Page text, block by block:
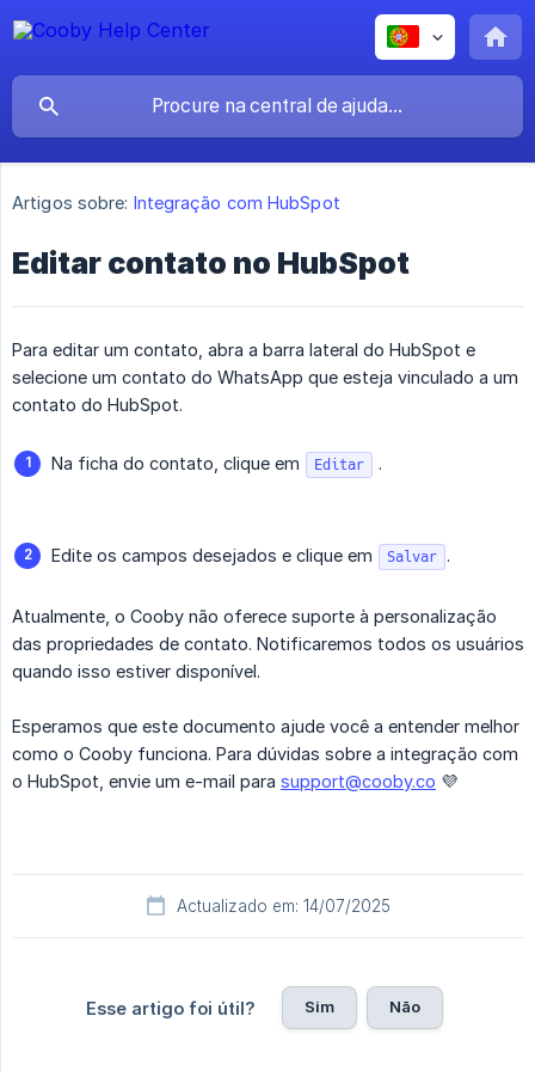
Artigos sobre: Integração com HubSpot
Editar contato no HubSpot
Para editar um contato, abra a barra lateral do HubSpot e
selecione um contato do WhatsApp que esteja vinculado a um
contato do HubSpot.
Na ficha do contato, clique em Editar .
Edite os campos desejados e clique em Salvar .
Atualmente, o Cooby não oferece suporte à personalização
das propriedades de contato. Notificaremos todos os usuários
quando isso estiver disponível.
Esperamos que este documento ajude você a entender melhor
como o Cooby funciona. Para dúvidas sobre a integração com
o HubSpot, envie um e-mail para support@cooby.co 💜
Actualizado em: 14/07/2025
Esse artigo foi útil? Sim Não